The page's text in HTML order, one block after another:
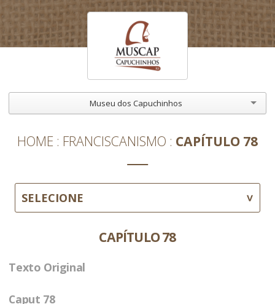
Museu dos Capuchinhos
HOME FRANCISCANISMO CAPÍTULO 78
SELECIONE
CAPÍTULO 78
Texto Original
Caput 78